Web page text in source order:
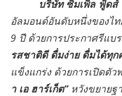
บริษัท ซิมเพิ้ล ฟู้ดส์
อัลมอนด์อันดับหนึ่งของไ
9 ปี ด้วยการประกาศรีแ
รสชาติดี ดื่มง่าย ดื่มได้ทุก
แข็งแกร่ง ด้วยการเปิดตั
า เอ ฮาร์เก็ต”หวังขยายฐ